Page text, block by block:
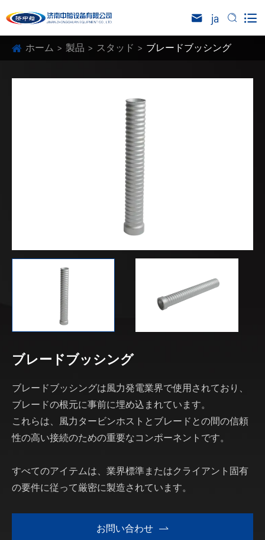
 ja  
ホーム 製品 スタッド ブレードブッシング
ブレードブッシング
ブレードブッシングは風力発電業界で使用されており、
ブレードの根元に事前に埋め込まれています。
これらは、風力タービンホストとブレードとの間の信頼
性の高い接続のための重要なコンポーネントです。
すべてのアイテムは、業界標準またはクライアント固有
の要件に従って厳密に製造されています。
お問い合わせ 